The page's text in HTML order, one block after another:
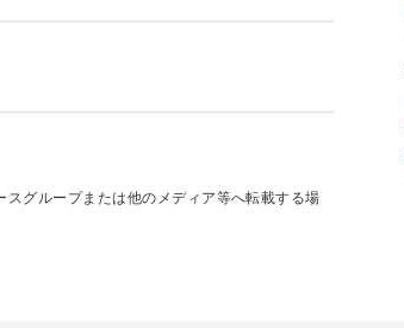
グループまたは他のメディア等へ転載する場